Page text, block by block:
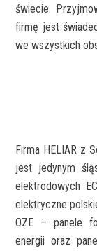
świecie.
firmę jest
we wszystkich
Firma HELIAR z
jest jedynym
elektrodowych
elektryczne
OZE – panele
energii oraz